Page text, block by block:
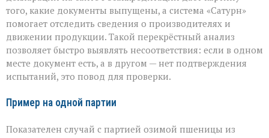
того, какие документы выпущены, а система «Сатурн»
помогает отследить сведения о производителях и
движении продукции. Такой перекрёстный анализ
позволяет быстро выявлять несоответствия: если в одном
месте документ есть, а в другом — нет подтверждения
испытаний, это повод для проверки.
Пример на одной партии
Показателен случай с партией озимой пшеницы из